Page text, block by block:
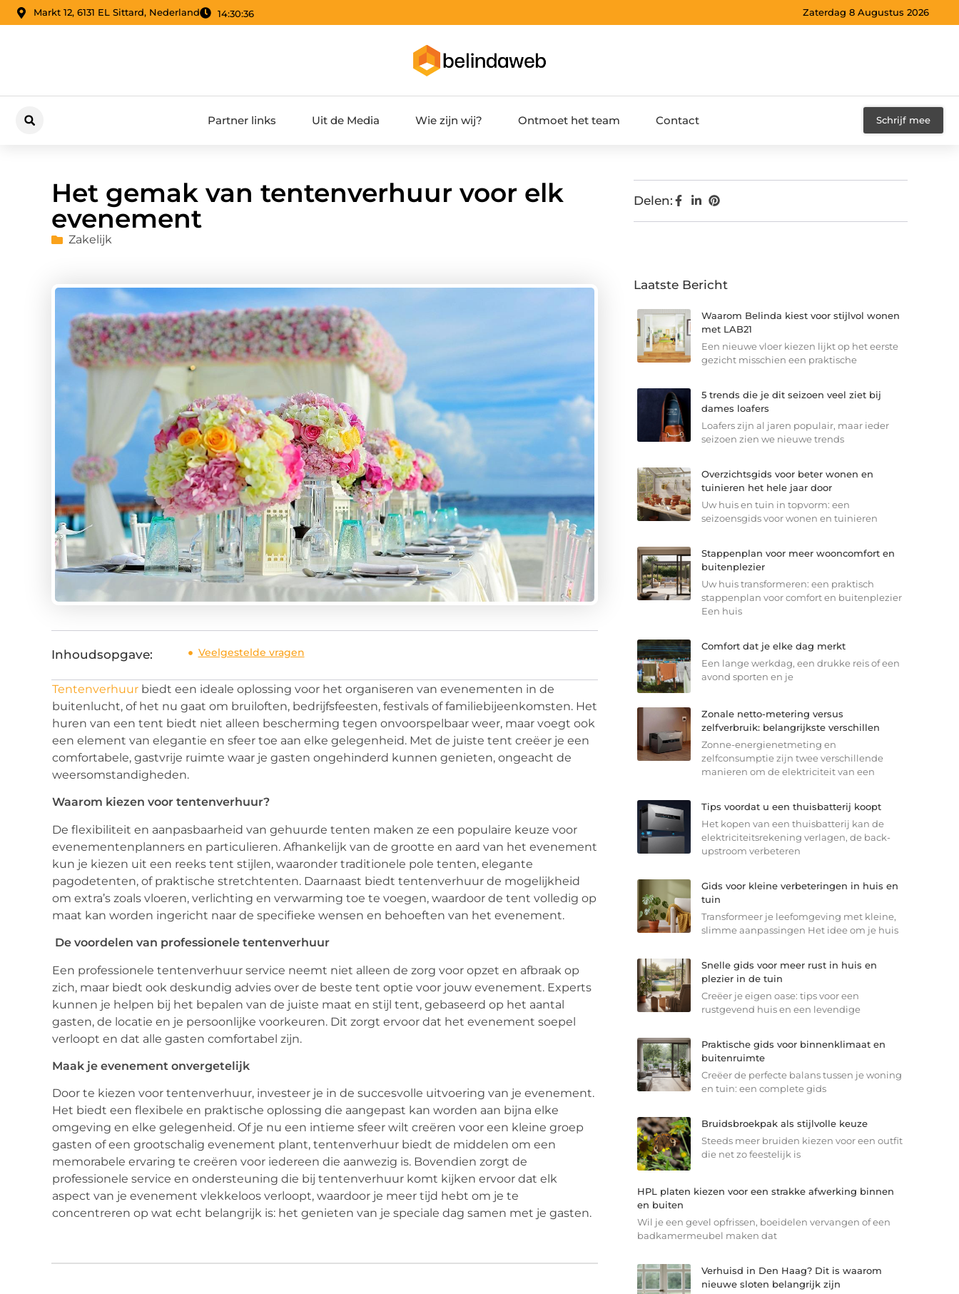
Markt 12, 6131 EL Sittard, Nederland 14:30:37 Zaterdag 8 Augustus 2026
Partner links Uit de Media Wie zijn wij? Ontmoet het team Contact Schrijf mee
Het gemak van tentenverhuur voor elk
evenement
Zakelijk
Inhoudsopgave: Veelgestelde vragen
Tentenverhuur biedt een ideale oplossing voor het organiseren van evenementen in de
buitenlucht, of het nu gaat om bruiloften, bedrijfsfeesten, festivals of familiebijeenkomsten. Het
huren van een tent biedt niet alleen bescherming tegen onvoorspelbaar weer, maar voegt ook
een element van elegantie en sfeer toe aan elke gelegenheid. Met de juiste tent creëer je een
comfortabele, gastvrije ruimte waar je gasten ongehinderd kunnen genieten, ongeacht de
weersomstandigheden.
Waarom kiezen voor tentenverhuur?
De flexibiliteit en aanpasbaarheid van gehuurde tenten maken ze een populaire keuze voor
evenementenplanners en particulieren. Afhankelijk van de grootte en aard van het evenement
kun je kiezen uit een reeks tent stijlen, waaronder traditionele pole tenten, elegante
pagodetenten, of praktische stretchtenten. Daarnaast biedt tentenverhuur de mogelijkheid
om extra’s zoals vloeren, verlichting en verwarming toe te voegen, waardoor de tent volledig op
maat kan worden ingericht naar de specifieke wensen en behoeften van het evenement.
De voordelen van professionele tentenverhuur
Een professionele tentenverhuur service neemt niet alleen de zorg voor opzet en afbraak op
zich, maar biedt ook deskundig advies over de beste tent optie voor jouw evenement. Experts
kunnen je helpen bij het bepalen van de juiste maat en stijl tent, gebaseerd op het aantal
gasten, de locatie en je persoonlijke voorkeuren. Dit zorgt ervoor dat het evenement soepel
verloopt en dat alle gasten comfortabel zijn.
Maak je evenement onvergetelijk
Door te kiezen voor tentenverhuur, investeer je in de succesvolle uitvoering van je evenement.
Het biedt een flexibele en praktische oplossing die aangepast kan worden aan bijna elke
omgeving en elke gelegenheid. Of je nu een intieme sfeer wilt creëren voor een kleine groep
gasten of een grootschalig evenement plant, tentenverhuur biedt de middelen om een
memorabele ervaring te creëren voor iedereen die aanwezig is. Bovendien zorgt de
professionele service en ondersteuning die bij tentenverhuur komt kijken ervoor dat elk
aspect van je evenement vlekkeloos verloopt, waardoor je meer tijd hebt om je te
concentreren op wat echt belangrijk is: het genieten van je speciale dag samen met je gasten.
Delen:
Laatste Bericht
Waarom Belinda kiest voor stijlvol wonen
met LAB21
Een nieuwe vloer kiezen lijkt op het eerste
gezicht misschien een praktische
5 trends die je dit seizoen veel ziet bij
dames loafers
Loafers zijn al jaren populair, maar ieder
seizoen zien we nieuwe trends
Overzichtsgids voor beter wonen en
tuinieren het hele jaar door
Uw huis en tuin in topvorm: een
seizoensgids voor wonen en tuinieren
Stappenplan voor meer wooncomfort en
buitenplezier
Uw huis transformeren: een praktisch
stappenplan voor comfort en buitenplezier
Een huis
Comfort dat je elke dag merkt
Een lange werkdag, een drukke reis of een
avond sporten en je
Zonale netto-metering versus
zelfverbruik: belangrijkste verschillen
Zonne-energienetmeting en
zelfconsumptie zijn twee verschillende
manieren om de elektriciteit van een
Tips voordat u een thuisbatterij koopt
Het kopen van een thuisbatterij kan de
elektriciteitsrekening verlagen, de back-
upstroom verbeteren
Gids voor kleine verbeteringen in huis en
tuin
Transformeer je leefomgeving met kleine,
slimme aanpassingen Het idee om je huis
Snelle gids voor meer rust in huis en
plezier in de tuin
Creëer je eigen oase: tips voor een
rustgevend huis en een levendige
Praktische gids voor binnenklimaat en
buitenruimte
Creëer de perfecte balans tussen je woning
en tuin: een complete gids
Bruidsbroekpak als stijlvolle keuze
Steeds meer bruiden kiezen voor een outfit
die net zo feestelijk is
HPL platen kiezen voor een strakke afwerking binnen
en buiten
Wil je een gevel opfrissen, boeidelen vervangen of een
badkamermeubel maken dat
Verhuisd in Den Haag? Dit is waarom
nieuwe sloten belangrijk zijn